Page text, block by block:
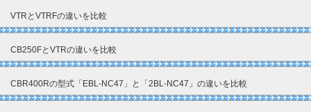
VTRとVTRFの違いを比較
CB250FとVTRの違いを比較
CBR400Rの型式「EBL-NC47」と「2BL-NC47」の違いを比較